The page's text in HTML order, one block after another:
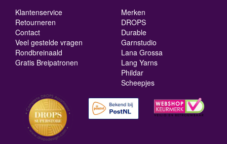
Klantenservice
Retourneren
Contact
Veel gestelde vragen
Rondbreinaald
Gratis Breipatronen
Merken
DROPS
Durable
Garnstudio
Lana Grossa
Lang Yarns
Phildar
Scheepjes